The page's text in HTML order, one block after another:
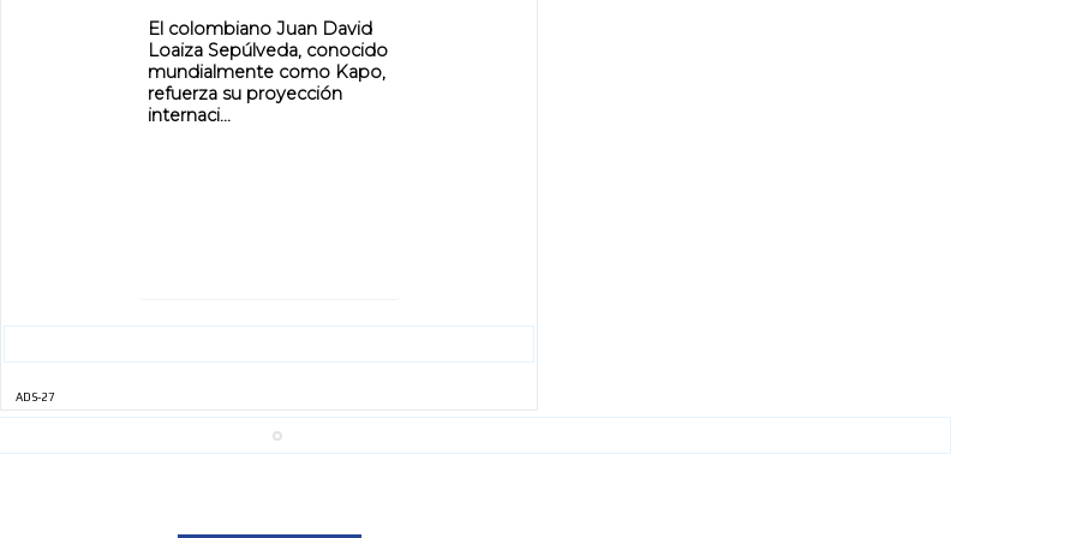
El colombiano Juan David
Loaiza Sepúlveda, conocido
mundialmente como Kapo,
refuerza su proyección
internaci...
ADS-27